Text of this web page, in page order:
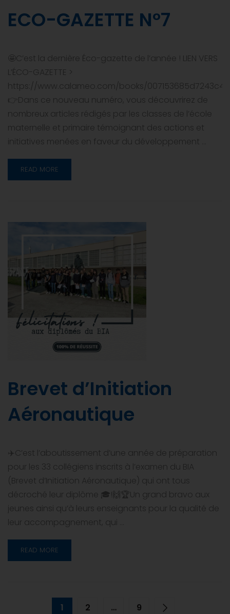
ECO-GAZETTE N°7
🤩C’est la dernière Éco-gazette de l’année ! LIEN VERS
L’ÉCO-GAZETTE >
https://www.calameo.com/books/
👉Dans ce nouveau numéro, vous découvrirez de
nombreux articles rédigés par les classes de l’école
maternelle et primaire témoignant des actions et
initiatives menées en faveur du développement …
READ MORE
Brevet d’Initiation
Aéronautique
✈️C’est l’aboutissement d’une année de préparation
pour les 33 collégiens inscrits à l’examen du BIA
(Brevet d’Initiation Aéronautique) qui ont tous
décroché leur diplôme 🎓!🙌🏆Un grand bravo aux
jeunes ainsi qu’à leurs enseignants pour la qualité de
leur accompagnement, qui …
READ MORE
1 2 … 9